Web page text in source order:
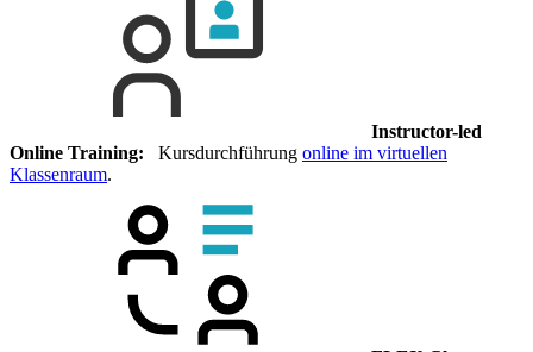
Instructor-led
Online Training: Kursdurchführung online im virtuellen
Klassenraum.